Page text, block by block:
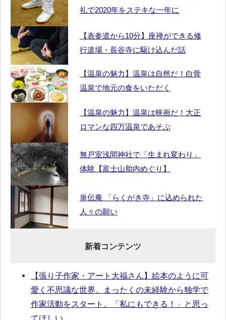
礼で2020年をステキな一年に
【表参道から10分】座禅ができる修
行道場・長谷寺に駆け込んだ話
【温泉の魅力】温泉は自然だ！白骨
温泉で地元の食をいただく
【温泉の魅力】温泉は映画だ！大正
ロマンな四万温泉であそぶ
無戸室浅間神社で「生まれ変わり」
体験【富士山胎内めぐり】
単伝庵 「らくがき寺」に込められた
人々の願い
新着コンテンツ
【張り子作家・アート大福さん】絵本のように可
愛く不思議な世界。まったくの未経験から独学で
作家活動をスタート。「私にもできる！」と思っ
てほしい